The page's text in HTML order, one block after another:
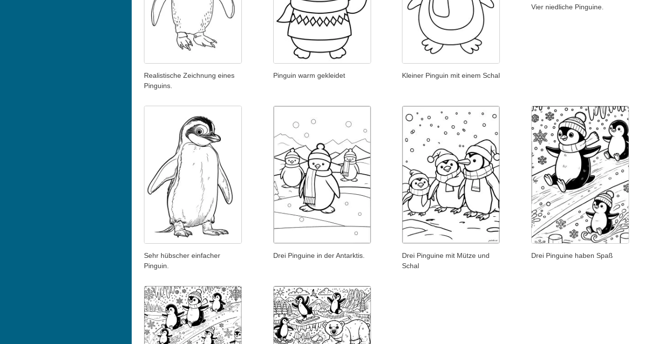
Realistische Zeichnung eines
Pinguins.
Pinguin warm gekleidet Kleiner Pinguin mit einem Schal
Vier niedliche Pinguine.
Sehr hübscher einfacher
Pinguin.
Drei Pinguine in der Antarktis.
Drei Pinguine mit Mütze und
Schal
Drei Pinguine haben Spaß